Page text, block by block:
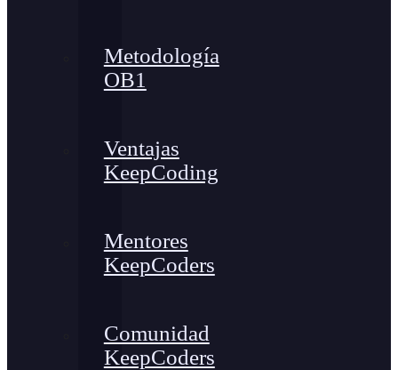
Metodología
OB1
Ventajas
KeepCoding
Mentores
KeepCoders
Comunidad
KeepCoders